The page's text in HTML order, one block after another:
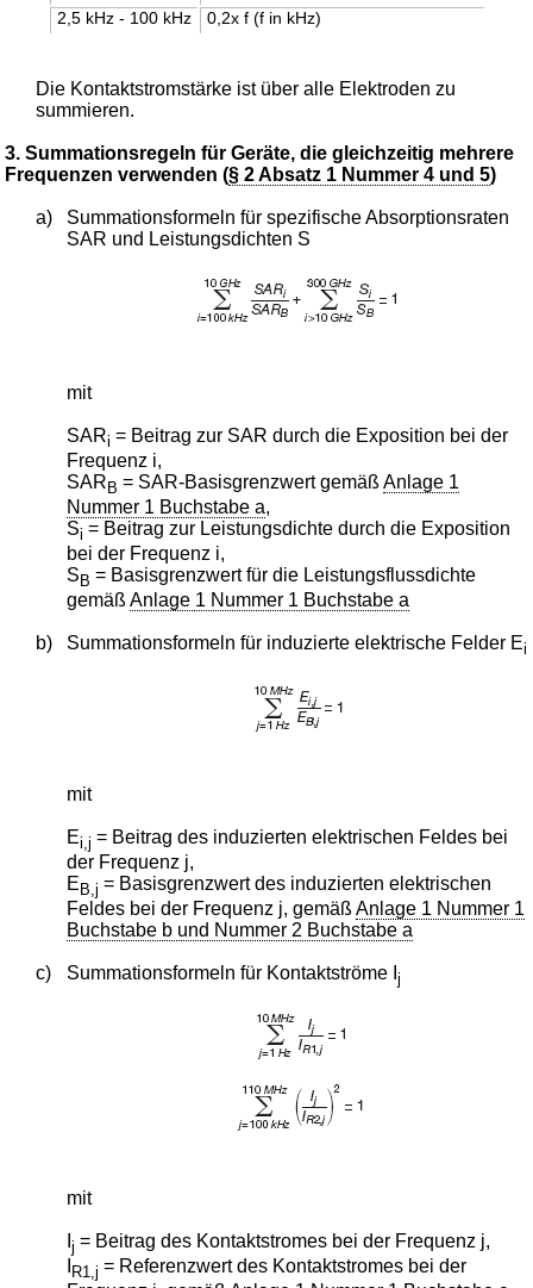
2,5 kHz - 100 kHz
0,2x f (f in kHz)
Die Kontaktstromstärke ist über alle Elektroden zu
summieren.
3. Summationsregeln für Geräte, die gleichzeitig mehrere
Frequenzen verwenden (§ 2 Absatz 1 Nummer 4 und 5)
a)
Summationsformeln für spezifische Absorptionsraten
SAR und Leistungsdichten S
mit
SARi = Beitrag zur SAR durch die Exposition bei der
Frequenz i,
SAR B = SAR-Basisgrenzwert gemäß Anlage 1
Nummer 1 Buchstabe a,
Si = Beitrag zur Leistungsdichte durch die Exposition
bei der Frequenz i,
S B = Basisgrenzwert für die Leistungsflussdichte
gemäß Anlage 1 Nummer 1 Buchstabe a
b) Summationsformeln für induzierte elektrische Felder Ei
mit
Ei,j = Beitrag des induzierten elektrischen Feldes bei
der Frequenz j,
E B,j = Basisgrenzwert des induzierten elektrischen
Feldes bei der Frequenz j, gemäß Anlage 1 Nummer 1
Buchstabe b und Nummer 2 Buchstabe a
c) Summationsformeln für Kontaktströme I j
mit
j = Beitrag des Kontaktstromes bei der Frequenz j,
R1,j = Referenzwert des Kontaktstromes bei der